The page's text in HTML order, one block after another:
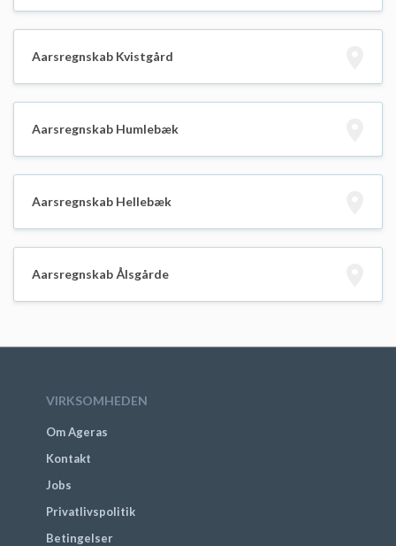
Aarsregnskab Kvistgård
Aarsregnskab Humlebæk
Aarsregnskab Hellebæk
Aarsregnskab Ålsgårde
VIRKSOMHEDEN
Om Ageras
Kontakt
Jobs
Privatlivspolitik
Betingelser